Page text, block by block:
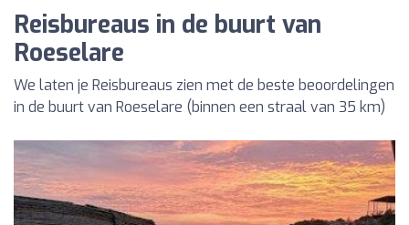
Reisbureaus in de buurt van
Roeselare
We laten je Reisbureaus zien met de beste beoordelingen
in de buurt van Roeselare (binnen een straal van 35 km)